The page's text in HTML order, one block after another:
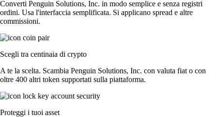
Converti Penguin Solutions, Inc. in modo semplice e senza registri
ordini. Usa l'interfaccia semplificata. Si applicano spread e altre
commissioni.
Scegli tra centinaia di crypto
A te la scelta. Scambia Penguin Solutions, Inc. con valuta fiat o con
oltre 400 altri token supportati sulla piattaforma.
Proteggi i tuoi asset